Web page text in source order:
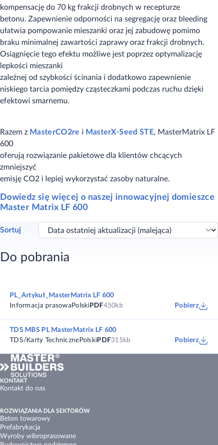
kompensację do 70 kg frakcji drobnych w recepturze
betonu. Zapewnienie odporności na segregację oraz bleeding
ułatwia pompowanie mieszanki oraz jej zabudowę pomimo
braku minimalnej zawartości zaprawy oraz frakcji drobnych.
Osiągnięcie tego efektu możliwe jest poprzez optymalizację
lepkości mieszanki
zależnej od szybkości ścinania i dodatkowo zapewnienie
niskiego tarcia pomiędzy cząsteczkami podczas ruchu dzięki
efektowi smarnemu.
Razem z MasterCO2re i MasterX-Seed STE, MasterMatrix LF
600
oferują rozwiązanie pakietowe dla klientów chcących
zmniejszyć
emisję CO2 i lepiej wykorzystać zasoby naturalne.
Dowiedz się więcej o naszej innowacyjnej domieszce
Master Matrix LF 600
Sortuj
Do pobrania
PL_Artykuł_MasterMatrix LF 600
Informacja prasowa Polski PDF450kb Pobierz
TDS MBS PL MasterMatrix LF 600
TDS/Karty Techniczne Polski PDF315kb Pobierz
KONTAKT
Kontakt do nas
ROZWIĄZANIA DLA SEKTORÓW
Beton towarowy
Prefabrykacja
Wyroby wibroprasowane